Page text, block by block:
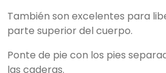
También son excelentes para
parte superior del cuerpo.
Ponte de pie con los pies
las caderas.